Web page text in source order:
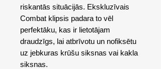
riskantās situācijās. Ekskluzīvais
Combat klipsis padara to vēl
perfektāku, kas ir lietotājam
draudzīgs, lai atbrīvotu un nofiksētu
uz jebkuras krūšu siksnas vai kakla
siksnas.